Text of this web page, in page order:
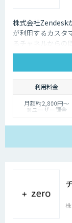
株式会社Zendesk
が利用するカスタ
るチャネルから
一貫性のある優れ
利用料金
月額約2,800円〜
※ユーザー課金